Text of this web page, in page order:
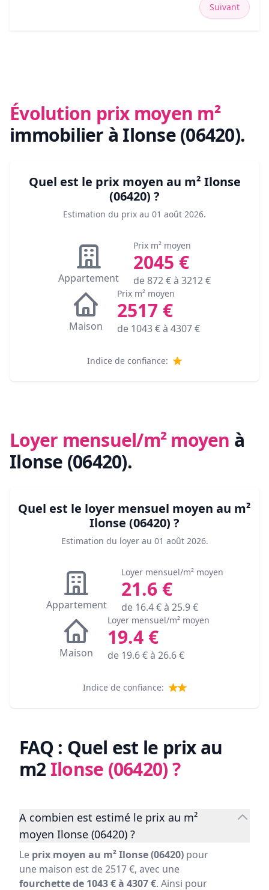
Suivant
Évolution prix moyen m²
immobilier à Ilonse (06420).
Quel est le prix moyen au m² Ilonse
(06420) ?
Estimation du prix au 01 août 2026.
Appartement
Prix m² moyen
2045 €
de872€ à 3212€
Maison
Prix m² moyen
2517 €
de 1043€ à 4307€
Indice de confiance:
Loyer mensuel/m² moyen à
Ilonse (06420).
Quel est le loyer mensuel moyen au m²
Ilonse (06420) ?
Estimation du loyer au 01 août 2026.
Appartement
Loyer mensuel/m² moyen
21.6€
de 16.4€ à 25.9€
Maison
Loyer mensuel/m² moyen
19.4 €
de 19.6€ à 26.6€
Indice de confiance:
FAQ : Quel est le prix au
m2Ilonse (06420)?
A combien est estimé le prix au m²
moyen Ilonse (06420) ?
Le prix moyen au m² Ilonse (06420) pour
une maison est de 2517 €, avec une
fourchette de 1043 € à 4307 €. Ainsi pour